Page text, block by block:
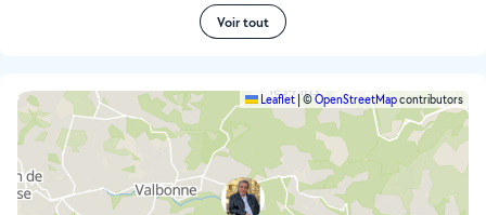
Voir tout
Leaflet ©OpenStreetMapcontributors